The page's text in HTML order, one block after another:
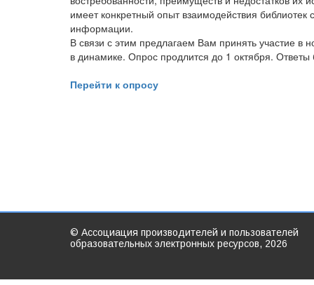
имеет конкретный опыт взаимодействия
информации.
В связи с этим предлагаем Вам принять участие в
в динамике. Опрос продлится до 1 октября.
Перейти к опросу
© Ассоциация производителей и пользователей
образовательных электронных ресурсов, 2026